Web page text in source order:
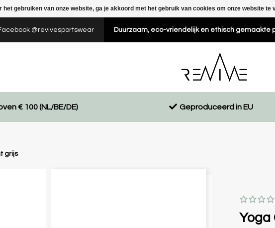
@revivesportswear Duurzaam, eco-vriendelijk en ethisch gemaakte
€ 100 (NL/BE/DE) Geproduceerd in EU
grijs
Yoga
het gebruiken van onze website, ga je akkoord met het gebruik van cookies om onze website te